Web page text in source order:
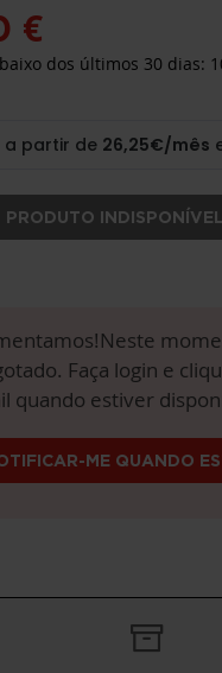
€
dos últimos 30 dias:
PRODUTO INDISPONÍVEL
Faça login e
quando estiver
ME QUANDO